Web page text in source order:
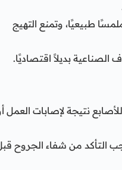
طبيعيًا، وتمنع التهيج
الصناعية بديلاً اقتصاديًا.
نتيجة لإصابات العمل
التأكد من شفاء الجروح